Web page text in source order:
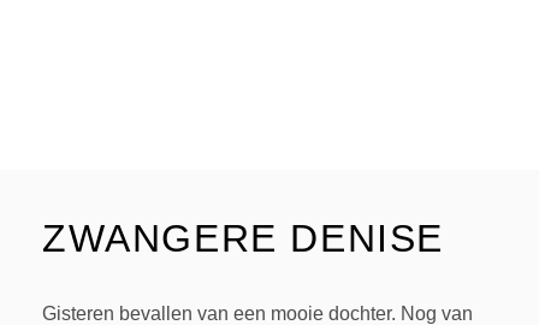
ZWANGERE DENISE
Gisteren bevallen van een mooie dochter. Nog van